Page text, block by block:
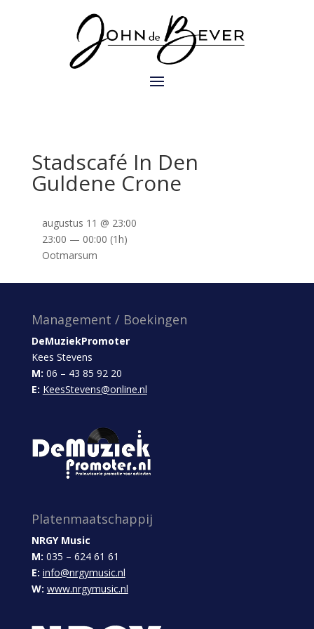
Stadscafé In Den
Guldene Crone
augustus 11 @ 23:00
23:00 — 00:00 (1h)
Ootmarsum
Management / Boekingen
DeMuziekPromoter
Kees Stevens
M: 06 – 43 85 92 20
E: KeesStevens@online.nl
Platenmaatschappij
NRGY Music
M: 035 – 624 61 61
E: info@nrgymusic.nl
W: www.nrgymusic.nl